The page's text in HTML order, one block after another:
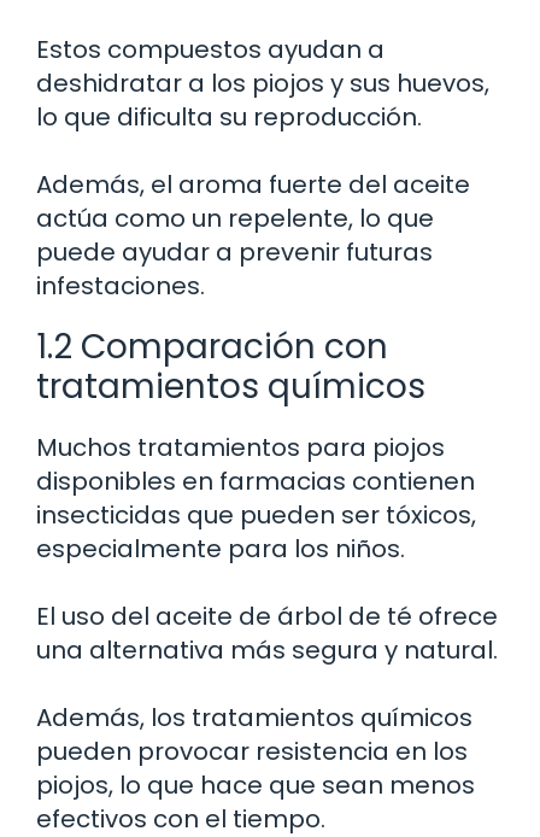
Estos compuestos ayudan a
deshidratar a los piojos y sus huevos,
lo que dificulta su reproducción.
Además, el aroma fuerte del aceite
actúa como un repelente, lo que
puede ayudar a prevenir futuras
infestaciones.
1.2 Comparación con
tratamientos químicos
Muchos tratamientos para piojos
disponibles en farmacias contienen
insecticidas que pueden ser tóxicos,
especialmente para los niños.
El uso del aceite de árbol de té ofrece
una alternativa más segura y natural.
Además, los tratamientos químicos
pueden provocar resistencia en los
piojos, lo que hace que sean menos
efectivos con el tiempo.